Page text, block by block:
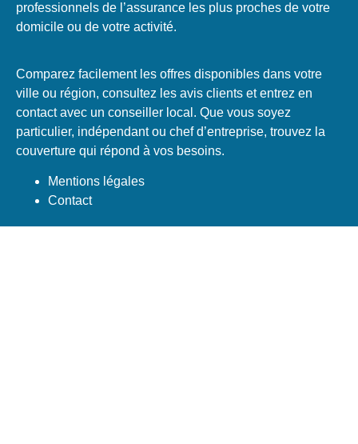
professionnels de l’assurance les plus proches de votre
domicile ou de votre activité.
Comparez facilement les offres disponibles dans votre
ville ou région, consultez les avis clients et entrez en
contact avec un conseiller local. Que vous soyez
particulier, indépendant ou chef d’entreprise, trouvez la
couverture qui répond à vos besoins.
Mentions légales
Contact